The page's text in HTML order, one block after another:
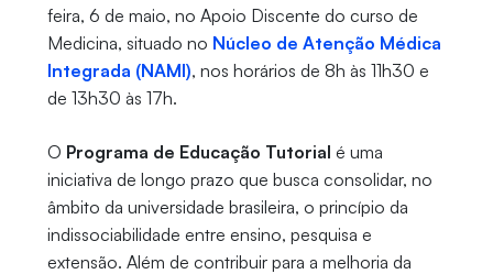
feira, 6 de maio, no Apoio Discente do curso de
Medicina, situado no Núcleo de Atenção Médica
Integrada (NAMI), nos horários de 8h às 11h30 e
de 13h30 às 17h.
O Programa de Educação Tutorial é uma
iniciativa de longo prazo que busca consolidar, no
âmbito da universidade brasileira, o princípio da
indissociabilidade entre ensino, pesquisa e
extensão. Além de contribuir para a melhoria da